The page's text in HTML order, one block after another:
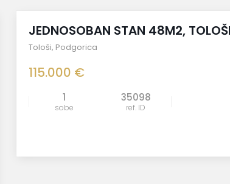
prodato
JEDNOSOBAN STAN 48M2,
Tološi, Podgorica
115.000 €
1
sobe
35098
ref. ID